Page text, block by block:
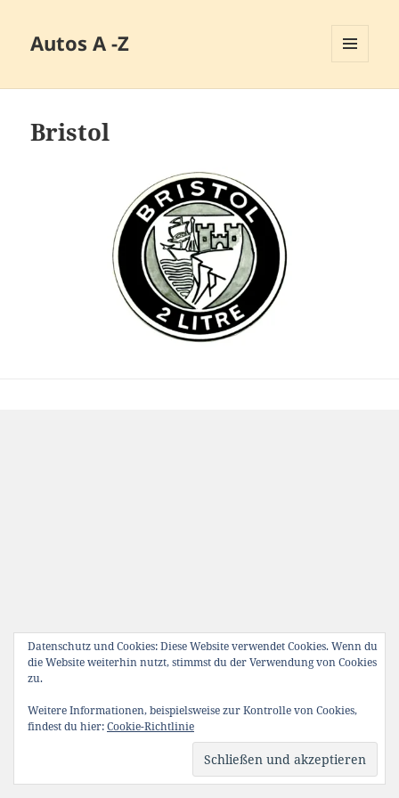
Autos A -Z
Bristol
Datenschutz und Cookies: Diese Website verwendet Cookies. Wenn du
die Website weiterhin nutzt, stimmst du der Verwendung von Cookies
zu.
Weitere Informationen, beispielsweise zur Kontrolle von Cookies,
findest du hier:Cookie-Richtlinie